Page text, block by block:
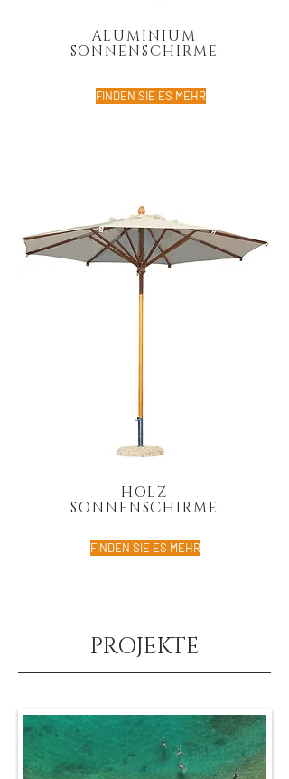
ALUMINIUM
SONNENSCHIRME
FINDEN SIE ES MEHR
HOLZ
SONNENSCHIRME
FINDEN SIE ES MEHR
PROJEKTE